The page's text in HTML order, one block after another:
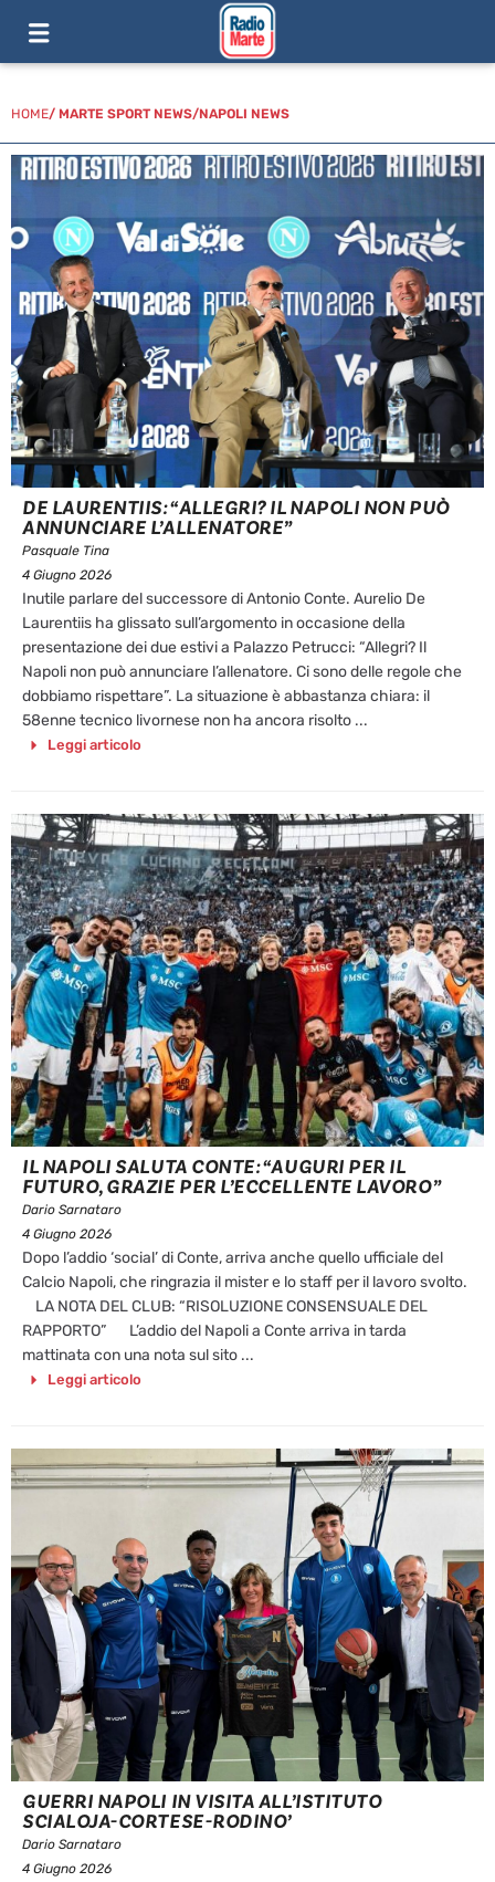
HOME/ MARTE SPORT NEWS/NAPOLI NEWS
DE LAURENTIIS: “ALLEGRI? IL NAPOLI NON PUÒ
ANNUNCIARE L’ALLENATORE”
Pasquale Tina
4 Giugno 2026
Inutile parlare del successore di Antonio Conte. Aurelio De
Laurentiis ha glissato sull’argomento in occasione della
presentazione dei due estivi a Palazzo Petrucci: “Allegri? Il
Napoli non può annunciare l’allenatore. Ci sono delle regole che
dobbiamo rispettare”. La situazione è abbastanza chiara: il
58enne tecnico livornese non ha ancora risolto ...
Leggi articolo
IL NAPOLI SALUTA CONTE: “AUGURI PER IL
FUTURO, GRAZIE PER L’ECCELLENTE LAVORO”
Dario Sarnataro
4 Giugno 2026
Dopo l’addio ‘social’ di Conte, arriva anche quello ufficiale del
Calcio Napoli, che ringrazia il mister e lo staff per il lavoro svolto.
LA NOTA DEL CLUB: “RISOLUZIONE CONSENSUALE DEL
RAPPORTO” L’addio del Napoli a Conte arriva in tarda
mattinata con una nota sul sito ...
Leggi articolo
GUERRI NAPOLI IN VISITA ALL’ISTITUTO
SCIALOJA-CORTESE-RODINO’
Dario Sarnataro
4 Giugno 2026